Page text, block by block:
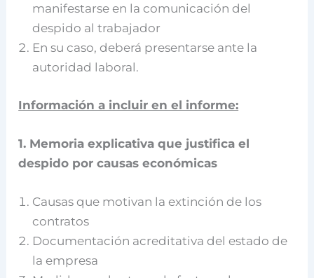
manifestarse en la comunicación del
despido al trabajador
En su caso, deberá presentarse ante la
autoridad laboral.
Información a incluir en el informe:
1. Memoria explicativa que justifica el
despido por causas económicas
Causas que motivan la extinción de los
contratos
Documentación acreditativa del estado de
la empresa